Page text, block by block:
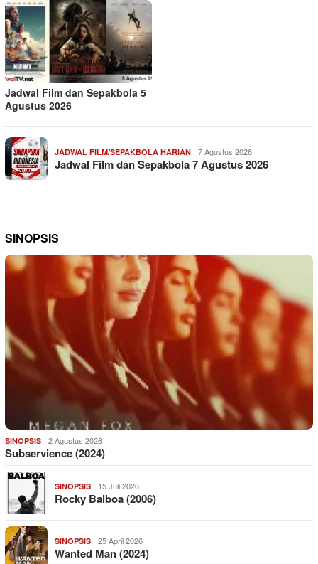
Jadwal Film dan Sepakbola 5
Agustus 2026
JADWAL FILM/SEPAKBOLA HARIAN 7 Agustus 2026
Jadwal Film dan Sepakbola 7 Agustus 2026
SINOPSIS
SINOPSIS 2 Agustus 2026
Subservience (2024)
SINOPSIS 15 Juli 2026
Rocky Balboa (2006)
SINOPSIS 25 April 2026
Wanted Man (2024)